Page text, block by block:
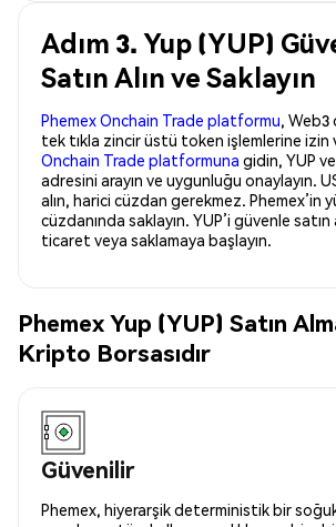
Adım 3. Yup (YUP)
Satın Alın ve Saklayın
Phemex Onchain Trade platformu, Web3
tek tıkla zincir üstü token işlemlerine izin
Onchain Trade platformuna gidin, YUP
adresini arayın ve uygunluğu onaylayın.
alın, harici cüzdan gerekmez. Phemex’in
cüzdanında saklayın. YUP’i güvenle satın
ticaret veya saklamaya başlayın.
Phemex Yup (YUP) Satın
Kripto Borsasıdır
Güvenilir
Phemex, hiyerarşik deterministik bir